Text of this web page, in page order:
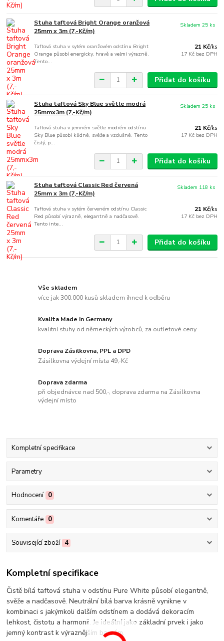
Stuha taftová Bright Orange oranžová
25mm x 3m (7,-Kč/m)
Taftová stuha v sytém oranžovém odstínu Bright
Orange působí energicky, hravě a velmi výrazně.
Tento...
21 Kč/ks
17 Kč bez DPH
Skladem 25 ks
Přidat do košíku
Stuha taftová Sky Blue světle modrá
25mmx3m (7,-Kč/m)
Taftová stuha v jemném světle modrém odstínu
Sky Blue působí klidně, svěže a vzdušně. Tento
čistý, p...
21 Kč/ks
17 Kč bez DPH
Skladem 25 ks
Přidat do košíku
Stuha taftová Classic Red červená
25mm x 3m (7,-Kč/m)
Taftová stuha v sytém červeném odstínu Classic
Red působí výrazně, elegantně a nadčasově.
Tento inte...
21 Kč/ks
17 Kč bez DPH
Skladem 118 ks
Přidat do košíku
Vše skladem
více jak 300.000 kusů skladem ihned k odběru
Kvalita Made in Germany
kvalitní stuhy od německých výrobců, za outletové ceny
Doprava Zásilkovna, PPL a DPD
Zásilkovna výdejní místa 49,-Kč
Doprava zdarma
při objednávce nad 500,-, doprava zdarma na Zásilkovna
výdejní místo
Kompletní specifikace
Parametry
Hodnocení 0
Komentáře 0
Související zboží 4
Kompletní specifikace
Čistě bílá taftová stuha v odstínu Pure White působí elegantně,
svěže a nadčasově. Neutrální bílá barva krásně vynikne v
kombinaci s jakýmkoli dalším odstínem a dodává dekoracím
lehkost, čistotu a harmonii. Je ideální jako základní prvek i jako
jemný kontrast k výraznějším barvám.